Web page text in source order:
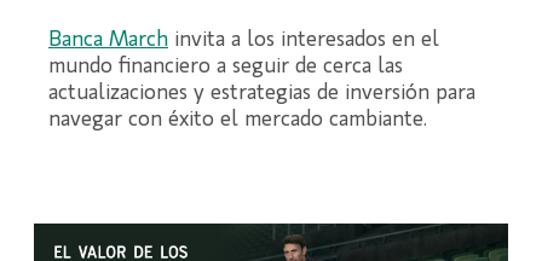
Banca March invita a los interesados en el
mundo financiero a seguir de cerca las
actualizaciones y estrategias de inversión para
navegar con éxito el mercado cambiante.